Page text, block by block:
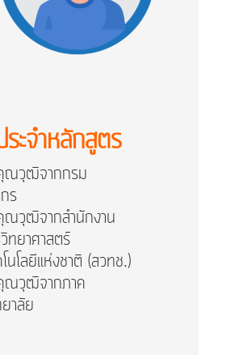
ะจำหลักสูตร
ณวุฒิจากกรม
ร
ณวุฒิจากสำนักงาน
ยาศาสตร์
โนโลยีแห่งชาติ (สวทช.)
ณวุฒิจากภาค
าลัย